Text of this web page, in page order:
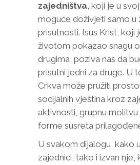
zajedništva, koji je u
moguće doživjeti samo u
prisutnosti. Isus Krist, koji
životom pokazao snagu
drugima, poziva nas da
prisutni jedni za druge. U
Crkva može pružiti
socijalnih vještina kroz
aktivnosti, grupnu molitvu
forme susreta
U svakom dijalogu, kako
zajednici, tako i izvan nje,